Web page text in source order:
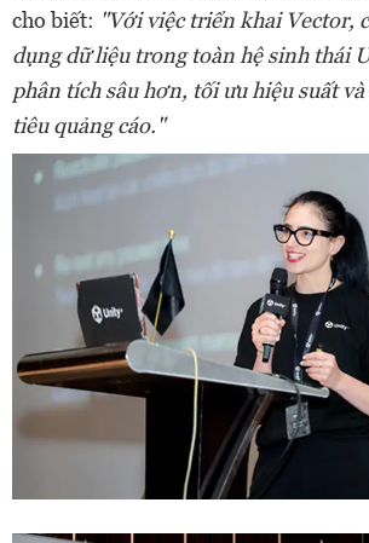
cho biết: "Với việc triển khai Vector,
dụng dữ liệu trong toàn hệ sinh thái
phân tích sâu hơn, tối ưu hiệu suất
tiêu quảng cáo."